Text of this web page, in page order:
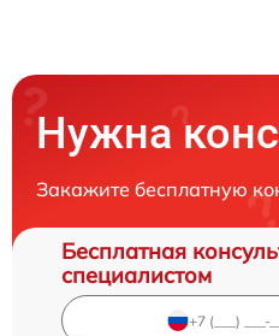
Нужна
Закажите бесплатную
Бесплатная
специалистом